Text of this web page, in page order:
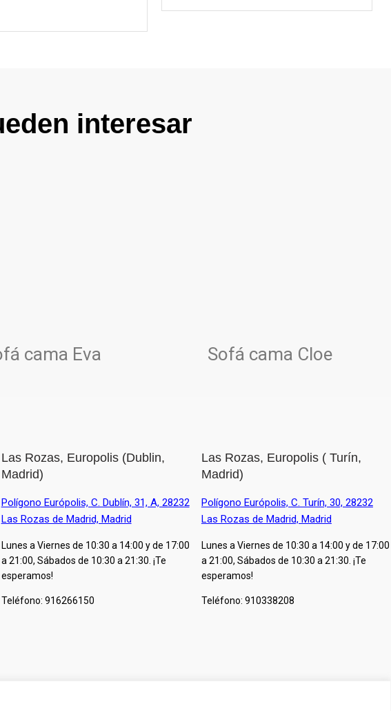
interesar
cama Eva Sofá cama Cloe
Las Rozas, Europolis (Dublin,
Madrid)
Polígono Európolis, C. Dublín, 31, A, 28232
Las Rozas de Madrid, Madrid
Lunes a Viernes de 10:30 a 14:00 y de 17:00
a 21:00, Sábados de 10:30 a 21:30. ¡Te
esperamos!
Teléfono: 916266150
Las Rozas, Europolis ( Turín,
Madrid)
Polígono Európolis, C. Turín, 30, 28232
Las Rozas de Madrid, Madrid
Lunes a Viernes de 10:30 a 14:00 y de 17:00
a 21:00, Sábados de 10:30 a 21:30. ¡Te
esperamos!
Teléfono: 910338208